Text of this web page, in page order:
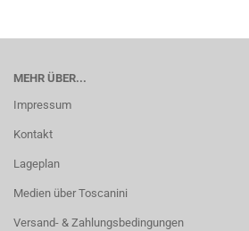
MEHR ÜBER...
Impressum
Kontakt
Lageplan
Medien über Toscanini
Versand- & Zahlungsbedingungen